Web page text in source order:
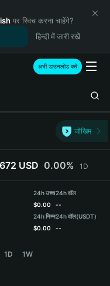
पर स्विच करना चाहेंगे?
हिन्दी में जारी रखें
अभी डाउनलोड करें
जोखिम
USD 0.00% 1D
24h उच्च
$0.00
24h निम्न
$0.00
24h वॉल
--
24h वॉल(USDT)
--
1D 1W